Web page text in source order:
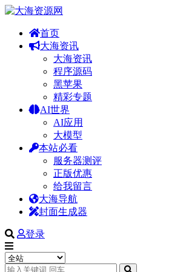
首页
大海资讯
大海资讯
程序源码
黑苹果
精彩专题
AI世界
AI应用
大模型
本站必看
服务器测评
正版优惠
给我留言
大海导航
封面生成器
登录